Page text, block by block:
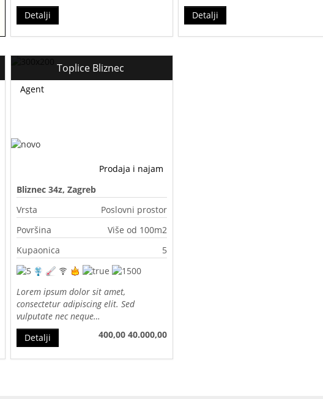
Detalji
Detalji
Toplice Bliznec
Prodaja i najam
Agent
Bliznec 34z, Zagreb
Vrsta
Poslovni prostor
Površina
Više od 100m2
Kupaonica
5
Lorem ipsum dolor sit amet,
consectetur adipiscing elit. Sed
vulputate nec neque…
40.000,00
400,00
Detalji